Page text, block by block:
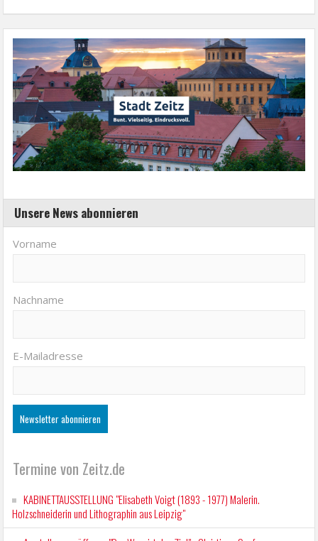
Unsere News abonnieren
Vorname
Nachname
E-Mailadresse
Termine von Zeitz.de
KABINETTAUSSTELLUNG "Elisabeth Voigt (1893 - 1977) Malerin.
Holzschneiderin und Lithographin aus Leipzig"